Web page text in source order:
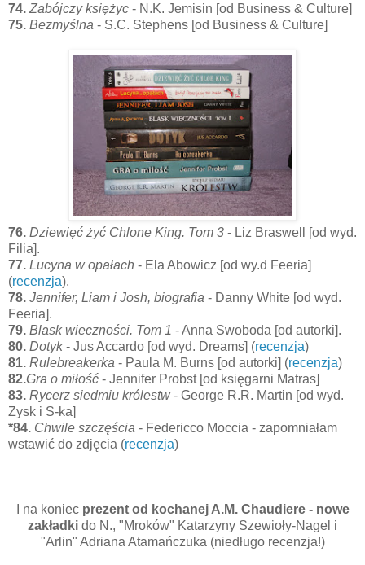
74. Zabójczy księżyc - N.K. Jemisin [od Business & Culture]
75. Bezmyślna - S.C. Stephens [od Business & Culture]
76. Dziewięć żyć Chlone King. Tom 3 - Liz Braswell [od wyd.
Filia].
77. Lucyna w opałach - Ela Abowicz [od wy.d Feeria]
(recenzja).
78. Jennifer, Liam i Josh, biografia - Danny White [od wyd.
Feeria].
79. Blask wieczności. Tom 1 - Anna Swoboda [od autorki].
80. Dotyk- Jus Accardo [od wyd. Dreams] (recenzja)
81. Rulebreakerka - Paula M. Burns [od autorki] (recenzja)
82.Gra o miłość - Jennifer Probst [od księgarni Matras]
83. Rycerz siedmiu królestw- George R.R. Martin [od wyd.
Zysk i S-ka]
*84. Chwile szczęścia - Federicco Moccia - zapomniałam
wstawić do zdjęcia (recenzja)
I na koniec prezent od kochanej A.M. Chaudiere - nowe
zakładki do N., "Mroków" Katarzyny Szewioły-Nagel i
"Arlin" Adriana Atamańczuka (niedługo recenzja!)